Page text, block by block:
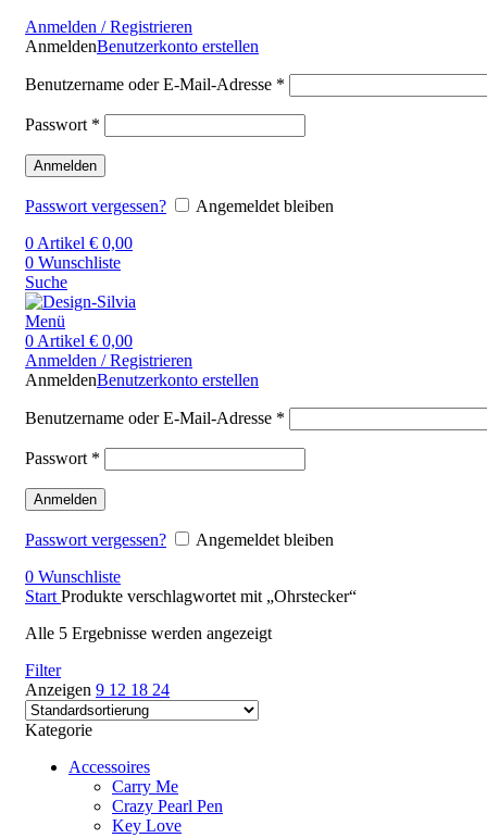
Anmelden / Registrieren
AnmeldenBenutzerkonto erstellen
Benutzername oder E-Mail-Adresse *
Passwort *
Anmelden
Passwort vergessen?
Angemeldet bleiben
0 Artikel € 0,00
0 Wunschliste
Suche
Menü
0 Artikel € 0,00
Anmelden / Registrieren
AnmeldenBenutzerkonto erstellen
Benutzername oder E-Mail-Adresse *
Passwort *
Anmelden
Passwort vergessen?
Angemeldet bleiben
0 Wunschliste
Start Produkte verschlagwortet mit „Ohrstecker“
Alle 5 Ergebnisse werden angezeigt
Filter
Anzeigen 9 12 18 24
Kategorie
Accessoires
Carry Me
Crazy Pearl Pen
Key Love